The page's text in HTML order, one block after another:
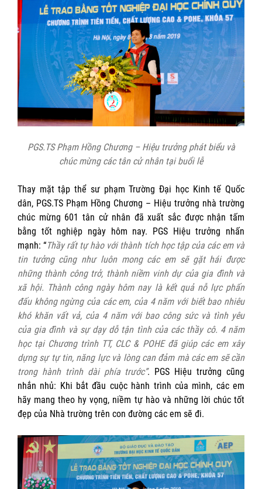
PGS.TS Phạm Hồng Chương – Hiệu trưởng phát biểu và
chúc mừng các tân cử nhân tại buổi lễ
Thay mặt tập thể sư phạm Trường Đại học Kinh tế Quốc
dân, PGS.TS Phạm Hồng Chương – Hiệu trưởng nhà trường
chúc mừng 601 tân cử nhân đã xuất sắc được nhận tấm
bằng tốt nghiệp ngày hôm nay. PGS Hiệu trưởng nhấn
mạnh: “Thầy rất tự hào với thành tích học tập của các em và
tin tưởng cũng như luôn mong các em sẽ gặt hái được
những thành công trở, thành niềm vinh dự của gia đình và
xã hội. Thành công ngày hôm nay là kết quả nỗ lực phấn
đấu không ngừng của các em, của 4 năm với biết bao nhiêu
khó khăn vất vả, của 4 năm với bao công sức và tình yêu
của gia đình và sự dạy dỗ tận tình của các thầy cô. 4 năm
học tại Chương trình TT, CLC & POHE đã giúp các em xây
dựng sự tự tin, năng lực và lòng can đảm mà các em sẽ cần
trong hành trình dài phía trước”. PGS Hiệu trưởng cũng
nhắn nhủ: Khi bắt đầu cuộc hành trình của mình, các em
hãy mang theo hy vọng, niềm tự hào và những lời chúc tốt
đẹp của Nhà trường trên con đường các em sẽ đi.